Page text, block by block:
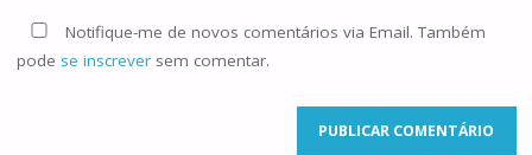
Notifique-me de novos comentários via Email. Também
pode se inscreversem comentar.